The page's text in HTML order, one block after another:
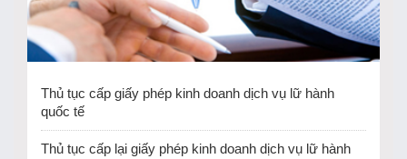
Thủ tục cấp giấy phép kinh doanh dịch vụ lữ hành
quốc tế
Thủ tục cấp lại giấy phép kinh doanh dịch vụ lữ hành